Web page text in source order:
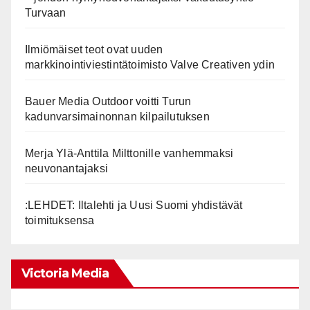
Turvaan
Ilmiömäiset teot ovat uuden
markkinointiviestintätoimisto Valve Creativen ydin
Bauer Media Outdoor voitti Turun
kadunvarsimainonnan kilpailutuksen
Merja Ylä-Anttila Milttonille vanhemmaksi
neuvonantajaksi
:LEHDET: Iltalehti ja Uusi Suomi yhdistävät
toimituksensa
Victoria Media